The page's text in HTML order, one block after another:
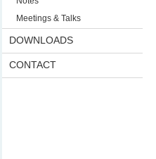
Meetings & Talks
DOWNLOADS
CONTACT